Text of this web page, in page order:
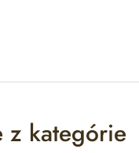
z kategórie